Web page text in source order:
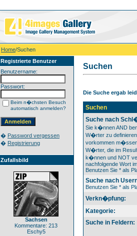
Home/Suchen
Registrierte Benutzer
Benutzername:
Passwort:
Beim n�chsten Besuch
automatisch anmelden?
� Password vergessen
� Registrierung
Zufallsbild
Sachsen
Kommentare: 213
Eschy5
Suchen
Die Suche ergab
Suchen
Suche nach
Sie k�nnen AND
W�rter zu
vorkommen
W�rter, die im
k�nnen und NOT
nachfolgende Wort
Benutzen Sie * als
Suche nach
Benutzen Sie * als
Verkn�pfung:
Kategorie:
Suche in Feldern: